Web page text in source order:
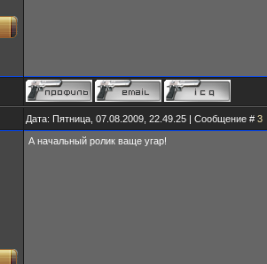
Дата: Пятница, 07.08.2009, 22.49.25 | Сообщение # 3
А начальный ролик ваще угар!